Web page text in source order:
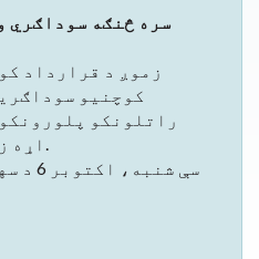
زموږ د قرارداد
کوچنیو
راتلونکو
اړه زده کړه وکړئ.
سې شنبه، اکتوبر 6 د سهار 9 - 10 بجو